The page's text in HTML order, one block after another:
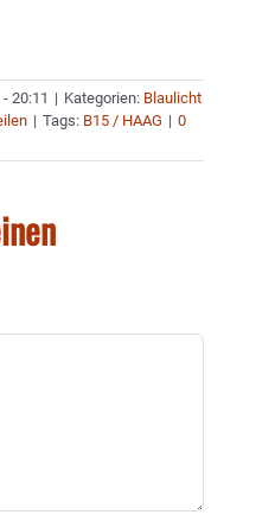
20:11 | Kategorien: Blaulicht
| Tags: B15 / HAAG | 0